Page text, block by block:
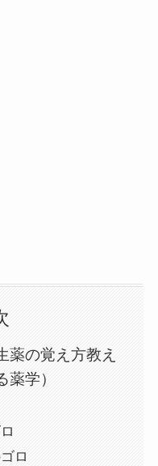
薬の覚え方教え
薬学）
ロ